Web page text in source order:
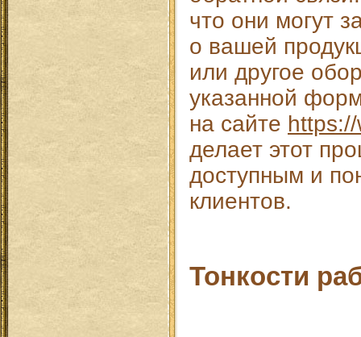
что они могут
о вашей
или другое
указанной
на сайте
делает этот
доступным и
клиентов.
Тонкости